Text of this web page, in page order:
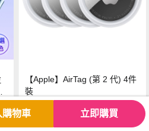
【Apple】AirTag (第 2 代) 4件
裝
$3,090
購物車 立即購買